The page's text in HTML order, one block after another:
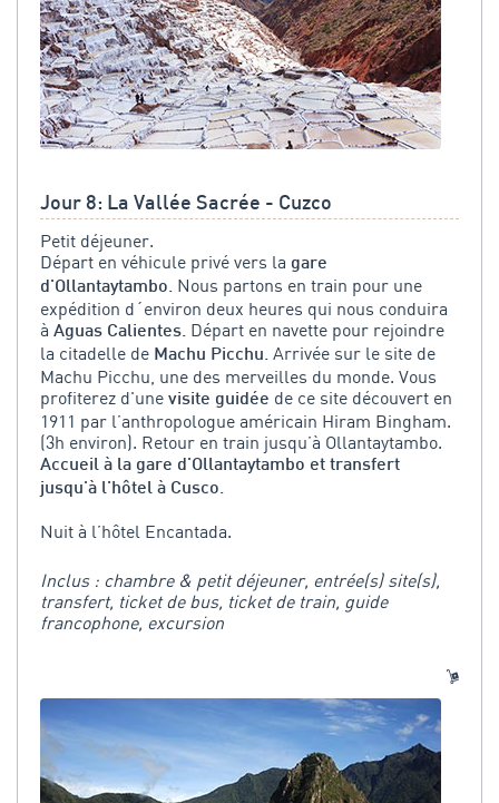
Jour 8: La Vallée Sacrée - Cuzco
Petit déjeuner.
Départ en véhicule privé vers la gare
d'Ollantaytambo. Nous partons en train pour une
expédition d´environ deux heures qui nous conduira
à Aguas Calientes. Départ en navette pour rejoindre
la citadelle de Machu Picchu. Arrivée sur le site de
Machu Picchu, une des merveilles du monde. Vous
profiterez d'une visite guidée de ce site découvert en
1911 par l’anthropologue américain Hiram Bingham.
(3h environ). Retour en train jusqu’à Ollantaytambo.
Accueil à la gare d'Ollantaytambo et transfert
jusqu'à l'hôtel à Cusco.
Nuit à l’hôtel Encantada.
Inclus : chambre & petit déjeuner, entrée(s) site(s),
transfert, ticket de bus, ticket de train, guide
francophone, excursion